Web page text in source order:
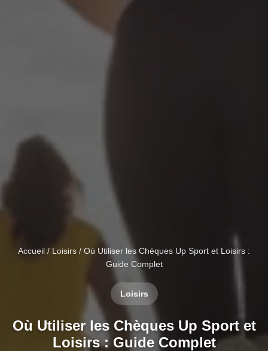
Accueil / Loisirs / Où Utiliser les Chèques Up Sport et Loisirs :
Guide Complet
Loisirs
Où Utiliser les Chèques Up Sport et
Loisirs : Guide Complet